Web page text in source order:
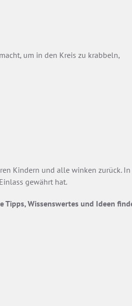
um in den Kreis zu krabbeln,
Kindern und alle winken zurück. In
gewährt hat.
Wissenswertes und Ideen